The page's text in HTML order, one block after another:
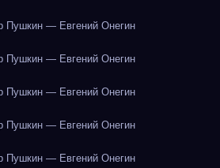
Пушкин — Евгений Онегин
Пушкин — Евгений Онегин
Пушкин — Евгений Онегин
Пушкин — Евгений Онегин
Пушкин — Евгений Онегин